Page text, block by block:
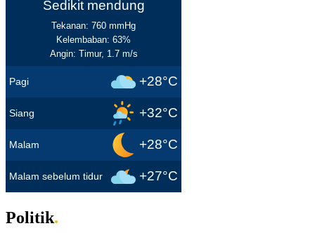
Sedikit mendung
Tekanan: 760 mmHg
Kelembaban: 63%
Angin: Timur, 1.7 m/s
Pagi +28°C
Siang +32°C
Malam +28°C
Malam sebelum tidur +27°C
Politik.